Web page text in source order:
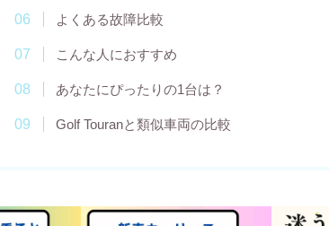
よくある故障比較
こんな人におすすめ
あなたにぴったりの1台は？
Golf Touranと類似車両の比較